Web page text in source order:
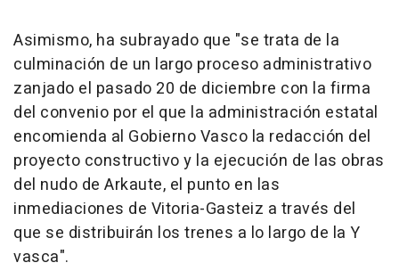
Asimismo, ha subrayado que "se trata de la
culminación de un largo proceso administrativo
zanjado el pasado 20 de diciembre con la firma
del convenio por el que la administración estatal
encomienda al Gobierno Vasco la redacción del
proyecto constructivo y la ejecución de las obras
del nudo de Arkaute, el punto en las
inmediaciones de Vitoria-Gasteiz a través del
que se distribuirán los trenes a lo largo de la Y
vasca".